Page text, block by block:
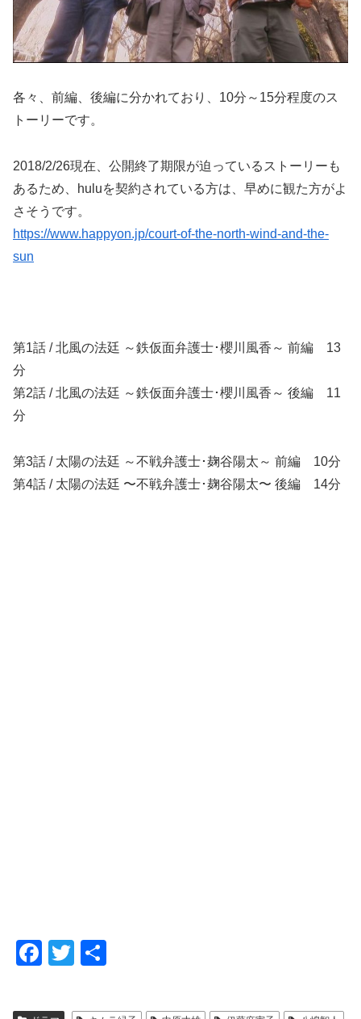
各々、前編、後編に分かれており、10分～15分程度のス
トーリーです。
2018/2/26現在、公開終了期限が迫っているストーリーも
あるため、huluを契約されている方は、早めに観た方がよ
さそうです。
https://www.happyon.jp/court-of-the-north-wind-and-the-
sun
第1話 / 北風の法廷 ～鉄仮面弁護士･櫻川風香～ 前編 13
分
第2話 / 北風の法廷 ～鉄仮面弁護士･櫻川風香～ 後編 11
分
第3話 / 太陽の法廷 ～不戦弁護士･麹谷陽太～ 前編 10分
第4話 / 太陽の法廷 〜不戦弁護士･麹谷陽太〜 後編 14分
F
c
T
tt